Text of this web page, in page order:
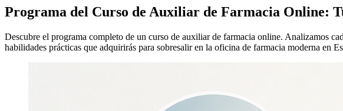
Programa del Curso de Auxiliar de Farmacia Online:
Descubre el programa completo de un curso de auxiliar de farmacia online. Analizamos
habilidades prácticas que adquirirás para sobresalir en la oficina de farmacia moderna en